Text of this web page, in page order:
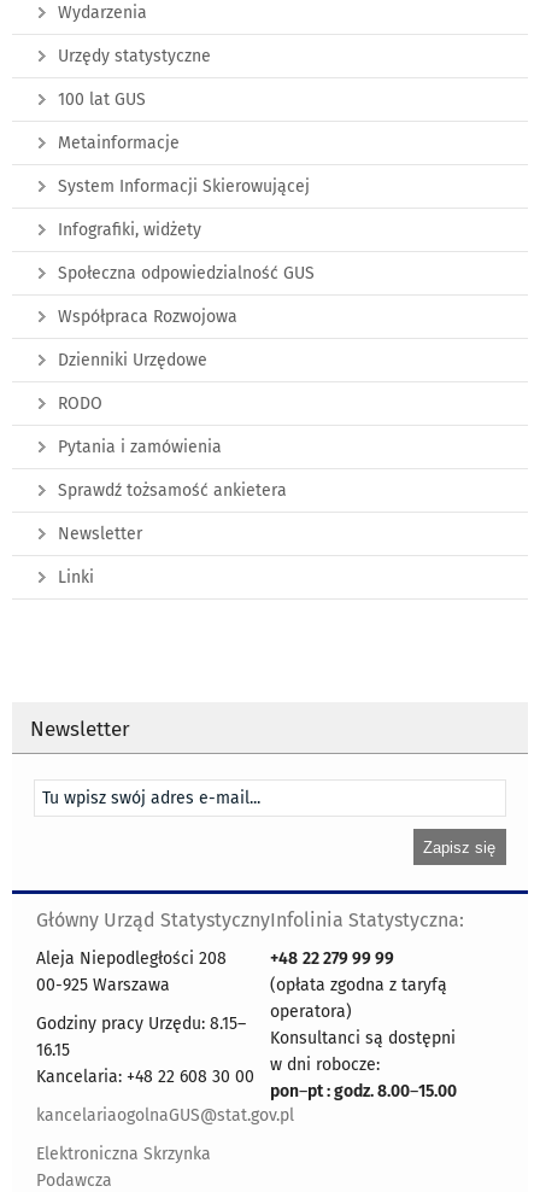
Wydarzenia
Urzędy statystyczne
100 lat GUS
Metainformacje
System Informacji Skierowującej
Infografiki, widżety
Społeczna odpowiedzialność GUS
Współpraca Rozwojowa
Dzienniki Urzędowe
RODO
Pytania i zamówienia
Sprawdź tożsamość ankietera
Newsletter
Linki
Newsletter
Główny Urząd Statystyczny
Aleja Niepodległości 208
00-925 Warszawa
Godziny pracy Urzędu: 8.15–
16.15
Kancelaria: +48 22 608 30 00
kancelariaogolnaGUS@stat.gov.pl
Elektroniczna Skrzynka
Podawcza
Infolinia Statystyczna:
+48 22 279 99 99
(opłata zgodna z taryfą
operatora)
Konsultanci są dostępni
w dni robocze:
pon–pt : godz. 8.00–15.00